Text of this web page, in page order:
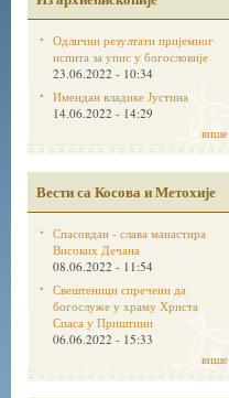
Одлични резултати пријемног
испита за упис у богословије
23.06.2022 - 10:34
Имендан владике Јустина
14.06.2022 - 14:29
више
Вести са Косова и Метохије
Спасовдан - слава манастира
Високих Дечана
08.06.2022 - 11:54
Свештеници спречени да
богослуже у храму Христа
Спаса у Приштини
06.06.2022 - 15:33
више